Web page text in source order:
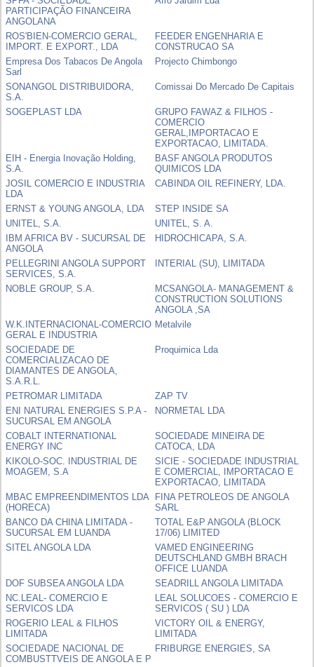
PARTICIPAÇÃO FINANCEIRA
ANGOLANA
ROS'BIEN-COMERCIO GERAL,
IMPORT. E EXPORT., LDA
FEEDER ENGENHARIA E
CONSTRUCAO SA
Empresa Dos Tabacos De Angola
Sarl
Projecto Chimbongo
SONANGOL DISTRIBUIDORA,
S.A.
Comissai Do Mercado De Capitais
SOGEPLAST LDA
GRUPO FAWAZ & FILHOS -
COMERCIO
GERAL,IMPORTACAO E
EXPORTACAO, LIMITADA.
EIH - Energia Inovação Holding,
S.A.
BASF ANGOLA PRODUTOS
QUIMICOS LDA
JOSIL COMERCIO E INDUSTRIA
LDA
CABINDA OIL REFINERY, LDA.
ERNST & YOUNG ANGOLA, LDA
STEP INSIDE SA
UNITEL, S.A.
UNITEL, S. A.
IBM AFRICA BV - SUCURSAL DE
ANGOLA
HIDROCHICAPA, S.A.
PELLEGRINI ANGOLA SUPPORT
SERVICES, S.A.
INTERIAL (SU), LIMITADA
NOBLE GROUP, S.A.
MCSANGOLA- MANAGEMENT &
CONSTRUCTION SOLUTIONS
ANGOLA ,SA
W.K.INTERNACIONAL-COMERCIO
GERAL E INDUSTRIA
Metalvile
SOCIEDADE DE
COMERCIALIZACAO DE
DIAMANTES DE ANGOLA,
S.A.R.L.
Proquimica Lda
PETROMAR LIMITADA
ZAP TV
ENI NATURAL ENERGIES S.P.A -
SUCURSAL EM ANGOLA
NORMETAL LDA
COBALT INTERNATIONAL
ENERGY INC
SOCIEDADE MINEIRA DE
CATOCA, LDA
KIKOLO-SOC. INDUSTRIAL DE
MOAGEM, S.A
SICIE - SOCIEDADE INDUSTRIAL
E COMERCIAL, IMPORTACAO E
EXPORTACAO, LIMITADA
MBAC EMPREENDIMENTOS LDA
(HORECA)
FINA PETROLEOS DE ANGOLA
SARL
BANCO DA CHINA LIMITADA -
SUCURSAL EM LUANDA
TOTAL E&P ANGOLA (BLOCK
17/06) LIMITED
SITEL ANGOLA LDA
VAMED ENGINEERING
DEUTSCHLAND GMBH BRACH
OFFICE LUANDA
DOF SUBSEA ANGOLA LDA
SEADRILL ANGOLA LIMITADA
NC.LEAL- COMERCIO E
SERVICOS LDA
LEAL SOLUCOES - COMERCIO E
SERVICOS ( SU ) LDA
ROGERIO LEAL & FILHOS
LIMITADA
VICTORY OIL & ENERGY,
LIMITADA
SOCIEDADE NACIONAL DE
COMBUSTTVEIS DE ANGOLA E P
FRIBURGE ENERGIES, SA